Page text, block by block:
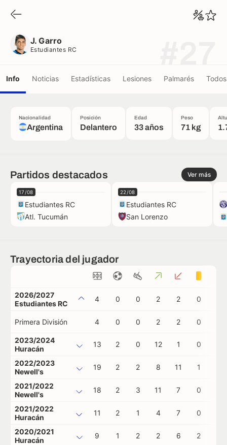
J. Garro
Estudiantes RC
Info Noticias Estadísticas Lesiones Palmarés
Nacionalidad
Argentina
Posición
Delantero
Edad
33 años
Peso
71 kg
Partidos destacados Ver más
17/08
Estudiantes RC
Atl. Tucumán
22/08
Estudiantes RC
San Lorenzo
Trayectoria del jugador
2026/2027
Estudiantes RC
4 0 0 2 2 0
Primera División 4 0 0 2 2 0
2023/2024
Huracán
13 2 0 12 1 0
2022/2023
Newell's
19 2 2 8 11 1
2021/2022
Newell's
18 2 3 11 7 0
2021/2022
Huracán
11 2 1 4 7 0
2020/2021
Huracán
9 1 2 2 6 2